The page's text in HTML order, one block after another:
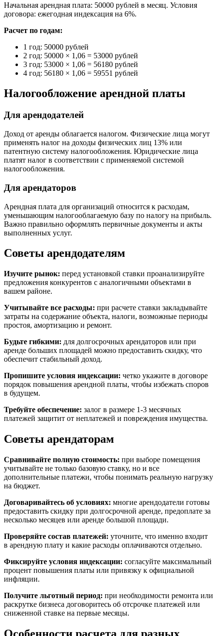
Начальная арендная плата: 50000 рублей в месяц. Условия
договора: ежегодная индексация на 6%.
Расчет по годам:
1 год: 50000 рублей
2 год: 50000 × 1,06 = 53000 рублей
3 год: 53000 × 1,06 = 56180 рублей
4 год: 56180 × 1,06 = 59551 рублей
Налогообложение арендной платы
Для арендодателей
Доход от аренды облагается налогом. Физические лица могут
применять налог на доходы физических лиц 13% или
патентную систему налогообложения. Юридические лица
платят налог в соответствии с применяемой системой
налогообложения.
Для арендаторов
Арендная плата для организаций относится к расходам,
уменьшающим налогооблагаемую базу по налогу на прибыль.
Важно правильно оформлять первичные документы и акты
выполненных услуг.
Советы арендодателям
Изучите рынок: перед установкой ставки проанализируйте
предложения конкурентов с аналогичными объектами в
вашем районе.
Учитывайте все расходы: при расчете ставки закладывайте
затраты на содержание объекта, налоги, возможные периоды
простоя, амортизацию и ремонт.
Будьте гибкими: для долгосрочных арендаторов или при
аренде больших площадей можно предоставить скидку, что
обеспечит стабильный доход.
Пропишите условия индексации: четко укажите в договоре
порядок повышения арендной платы, чтобы избежать споров
в будущем.
Требуйте обеспечение: залог в размере 1-3 месячных
платежей защитит от неплатежей и повреждения имущества.
Советы арендаторам
Сравнивайте полную стоимость: при выборе помещения
учитывайте не только базовую ставку, но и все
дополнительные платежи, чтобы понимать реальную нагрузку
на бюджет.
Договаривайтесь об условиях: многие арендодатели готовы
предоставить скидку при долгосрочной аренде, предоплате за
несколько месяцев или аренде большой площади.
Проверяйте состав платежей: уточните, что именно входит
в арендную плату и какие расходы оплачиваются отдельно.
Фиксируйте условия индексации: согласуйте максимальный
процент повышения платы или привязку к официальной
инфляции.
Получите льготный период: при необходимости ремонта или
раскрутке бизнеса договоритесь об отсрочке платежей или
сниженной ставке на первые месяцы.